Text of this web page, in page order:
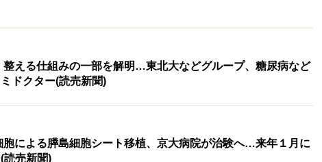
える仕組みの一部を解明…東北大などグループ、糖尿病など
ドクター(読売新聞)
による膵島細胞シート移植、京大病院が治験へ…来年１月に
読売新聞)